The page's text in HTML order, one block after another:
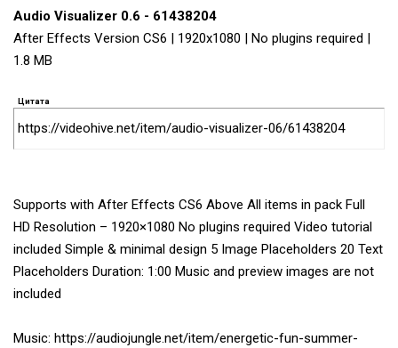
Audio Visualizer 0.6 - 61438204
After Effects Version CS6 | 1920x1080 | No plugins required |
1.8 MB
Цитата
https://videohive.net/item/audio-visualizer-06/61438204
Supports with After Effects CS6 Above All items in pack Full
HD Resolution – 1920×1080 No plugins required Video tutorial
included Simple & minimal design 5 Image Placeholders 20 Text
Placeholders Duration: 1:00 Music and preview images are not
included
Music: https://audiojungle.net/item/energetic-fun-summer-